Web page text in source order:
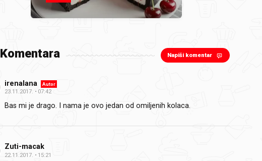
Komentara Napiši komentar
irenalana Autor
23.11.2017. 07:42
Bas mi je drago. I nama je ovo jedan od omiljenih kolaca.
Zuti-macak
22.11.2017. 15:21